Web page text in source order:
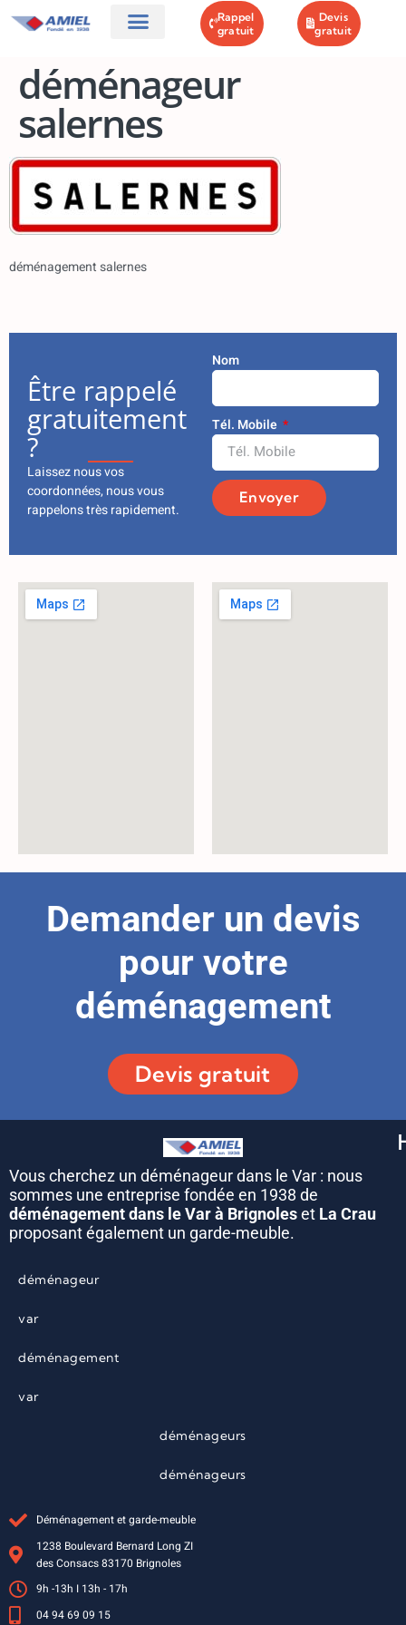
Rappel
gratuit
Devis
gratuit
déménageur
salernes
déménagement salernes
Être rappelé
gratuitement
?
Laissez nous vos
coordonnées, nous vous
rappelons très rapidement.
Nom
Tél. Mobile
Envoyer
Demander un devis
pour votre
déménagement
Devis gratuit
Vous cherchez un déménageur dans le Var : nous
sommes une entreprise fondée en 1938 de
déménagement dans le Var à Brignoleset La Crau
proposant également un garde-meuble.
déménageur
var
déménagement
var
déménageurs
déménageurs
Déménagement et garde-meuble
1238 Boulevard Bernard Long ZI
des Consacs 83170 Brignoles
9h -13h I 13h - 17h
04 94 69 09 15